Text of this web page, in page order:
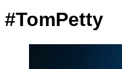
#TomPetty